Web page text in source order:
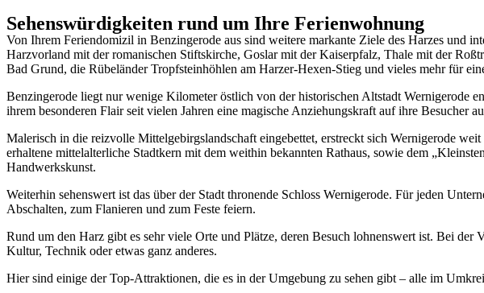
Sehenswürdigkeiten rund um Ihre Ferienwohnung
Von Ihrem Feriendomizil in Benzingerode aus sind weitere markante Ziele des Harzes und
Harzvorland mit der romanischen Stiftskirche, Goslar mit der Kaiserpfalz, Thale mit der
Bad Grund, die Rübeländer Tropfsteinhöhlen am Harzer-Hexen-Stieg und vieles mehr für
Benzingerode liegt nur wenige Kilometer östlich von der historischen Altstadt Wernigerode
ihrem besonderen Flair seit vielen Jahren eine magische Anziehungskraft auf ihre Besucher
Malerisch in die reizvolle Mittelgebirgslandschaft eingebettet, erstreckt sich Wernigerode
erhaltene mittelalterliche Stadtkern mit dem weithin bekannten Rathaus, sowie dem
Handwerkskunst.
Weiterhin sehenswert ist das über der Stadt thronende Schloss Wernigerode. Für jeden
Abschalten, zum Flanieren und zum Feste feiern.
Rund um den Harz gibt es sehr viele Orte und Plätze, deren Besuch lohnenswert ist. Bei
Kultur, Technik oder etwas ganz anderes.
Hier sind einige der Top-Attraktionen, die es in der Umgebung zu sehen gibt – alle im